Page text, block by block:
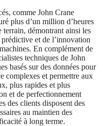
comme John Crane
plus d’un million d’heures
terrain, démontrant ainsi les
et de l’innovation
En complément de
techniques de John
basés sur des données pour
complexes et permettre aux
plus rapides et plus
et de perfectionnement
des clients disposent des
au maintien des
à long terme.